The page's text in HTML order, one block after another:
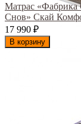
Матрас «Фабрика
Снов» Скай
17 990 ₽
В корзину